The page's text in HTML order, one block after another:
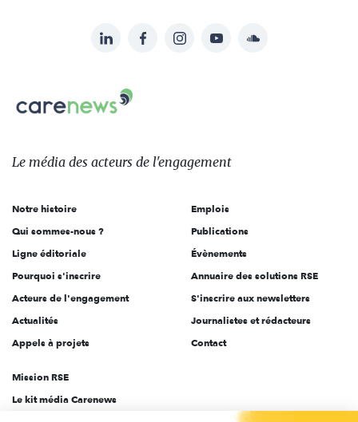
sur:
LinkedInFacebookInstagramYouTubeSoundcloud
Carenews,
Le
des
l'engagement
Le média des acteurs de l'engagement
Notre histoire
Qui sommes-nous ?
Ligne éditoriale
Pourquoi s'inscrire
Acteurs de l'engagement
Actualités
Appels à projets
Emplois
Publications
Évènements
Annuaire des solutions RSE
S'inscrire aux newsletters
Journalistes et rédacteurs
Contact
Mission RSE
Le kit média Carenews